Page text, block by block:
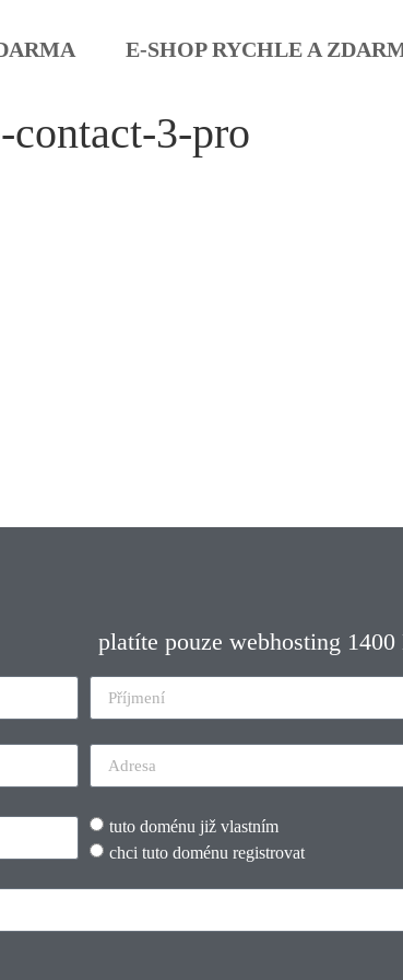
E-SHOP RYCHLE A
contact-3-pro
platíte pouze webhosting 1400
tuto doménu již vlastním
chci tuto doménu registrovat